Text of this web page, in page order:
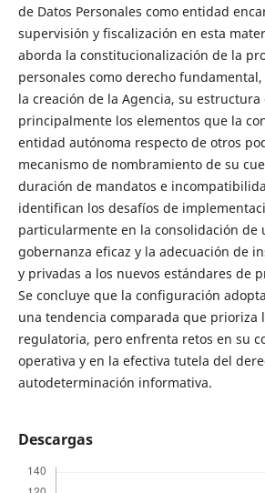
de Datos Personales como entidad
supervisión y fiscalización en esta
aborda la constitucionalización de la
personales como derecho
la creación de la Agencia, su estructura
principalmente los elementos que la
entidad autónoma respecto de otros
mecanismo de nombramiento de su
duración de mandatos e
identifican los desafíos de
particularmente en la consolidación de
gobernanza eficaz y la adecuación de
y privadas a los nuevos estándares de
Se concluye que la configuración
una tendencia comparada que prioriza
regulatoria, pero enfrenta retos en su
operativa y en la efectiva tutela del
autodeterminación informativa.
Descargas